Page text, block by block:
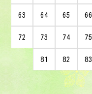
63 64 65 66
72 73 74 75
81 82 83